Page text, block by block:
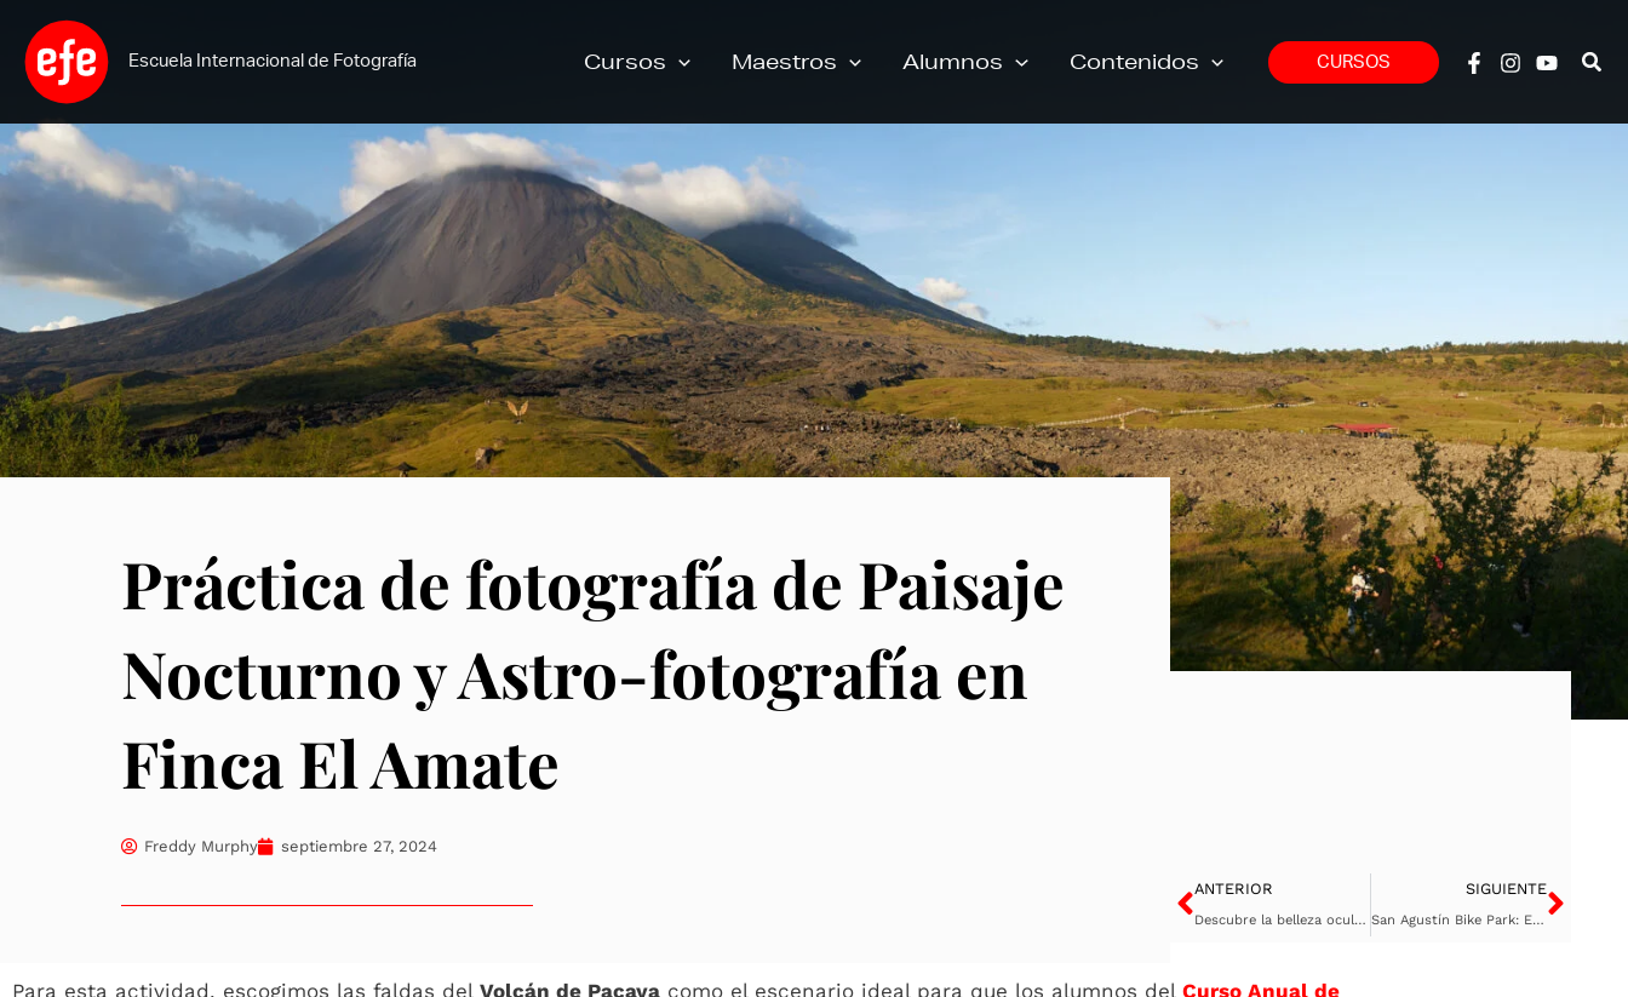
contenido
Escuela Internacional de Fotografía Cursos Maestros Alumnos Contenidos CURSOS
Práctica de fotografía de Paisaje
Nocturno y Astro-fotografía en
Finca El Amate
Freddy Murphy septiembre 27, 2024
Ant
ANTERIOR
Descubre la belleza oculta de Río Chixoy a través de la lente: Un viaje fotográfico con historia
SIGUIENTE
San Agustín Bike Park: El paraíso para la fotografía deportiva y de acción en Guatemala
Para esta actividad, escogimos las faldas del Volcán de Pacaya como el escenario ideal para que los alumnos del Curso Anual de